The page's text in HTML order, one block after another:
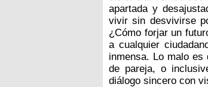
apartada y
vivir sin desvivirse
¿Cómo forjar un
a cualquier
inmensa. Lo malo
de pareja, o
diálogo sincero con